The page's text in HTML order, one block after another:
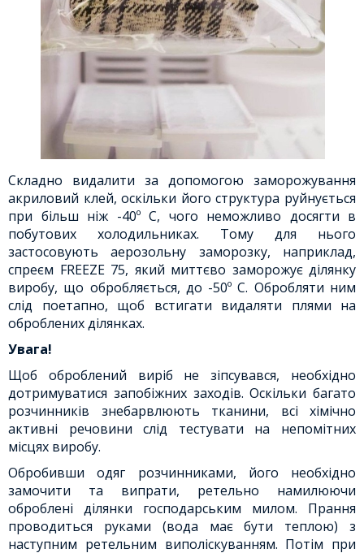
Складно видалити за допомогою заморожування
акриловий клей, оскільки його структура руйнується
при більш ніж -40º C, чого неможливо досягти в
побутових холодильниках. Тому для нього
застосовують аерозольну заморозку, наприклад,
спреєм FREEZE 75, який миттєво заморожує ділянку
виробу, що обробляється, до -50º C. Обробляти ним
слід поетапно, щоб встигати видаляти плями на
оброблених ділянках.
Увага!
Щоб оброблений виріб не зіпсувався, необхідно
дотримуватися запобіжних заходів. Оскільки багато
розчинників знебарвлюють тканини, всі хімічно
активні речовини слід тестувати на непомітних
місцях виробу.
Обробивши одяг розчинниками, його необхідно
замочити та випрати, ретельно намилюючи
оброблені ділянки господарським милом. Прання
проводиться руками (вода має бути теплою) з
наступним ретельним виполіскуванням. Потім при